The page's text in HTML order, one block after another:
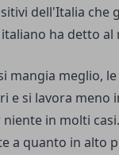
dell'Italia che
italiano ha detto
mangia meglio,
e si lavora meno
in molti
a quanto in alto